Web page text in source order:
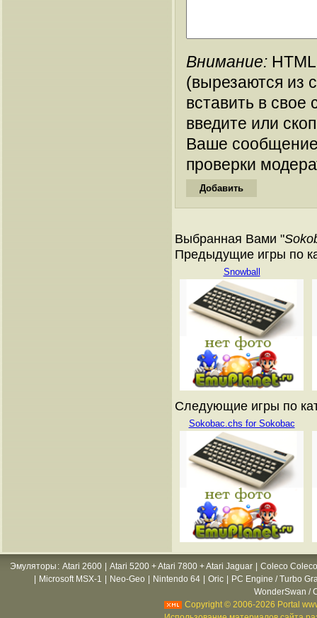
Внимание:
(вырезаются из
вставить в
введите или
Ваше
проверки
Выбранная Вами "
Предыдущие игры по
Snowball
Следующие игры по
Sokobac.chs for Sokobac
Эмуляторы : Atari 2600 Atari 5200 + Atari 7800 + Atari Jaguar
Coleco
Microsoft MSX-1 Neo-Geo Nintendo 64 Oric
PC Engine / Turbo
WonderSwan /
Copyright © 2006-2026 Portal